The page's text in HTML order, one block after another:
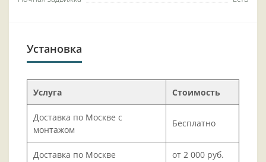
Установка
Услуга Стоимость
Доставка по Москве с
монтажом
Бесплатно
Доставка по Москве от 2 000 руб.